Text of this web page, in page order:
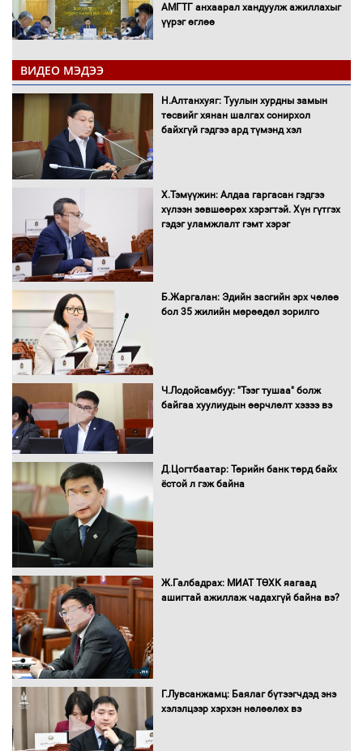
АМГТГ анхаарал хандуулж ажиллахыг
үүрэг өглөө
Н.Номтойбаяр: Орон нутаг хөгжихөд
чөдөр болж буй хууль, эрхзүйн орчныг
шинэчилнэ
чиглэлийн төмөр замыг ашиглалтад
оруулахаар бэлтгэж байна
асаалаа
салбарын бодлого, хууль тогтоомжид
тусган бодит шийдэлд хүргэхийн
Засгийн газраас хөнгөлөлттэй зээлээр
хэлэлцүүлэг боллоо
"ДЦС-3” ТӨХК-ийн нэн шаардлагатай
“Турбингенератор-5”-ын шинэчлэлийн
төсвийг шийдвэрлэхээр болов
ВИДЕО МЭДЭЭ
Н.Алтанхуяг: Туулын хурдны замын
төсвийг хянан шалгах сонирхол
байхгүй гэдгээ ард түмэнд хэл
Х.Тэмүүжин: Алдаа гаргасан гэдгээ
хүлээн зөвшөөрөх хэрэгтэй. Хүн гүтгэх
гэдэг уламжлалт гэмт хэрэг
Б.Жаргалан: Эдийн засгийн эрх чөлөө
бол 35 жилийн мөрөөдөл зорилго
Ч.Лодойсамбуу: "Тээг тушаа" болж
байгаа хуулиудын өөрчлөлт хэзээ вэ
Д.Цогтбаатар: Төрийн банк төрд байх
ёстой л гэж байна
Ж.Галбадрах: МИАТ ТӨХК яагаад
ашигтай ажиллаж чадахгүй байна вэ?
Г.Лувсанжамц: Баялаг бүтээгчдэд энэ
хэлэлцээр хэрхэн нөлөөлөх вэ